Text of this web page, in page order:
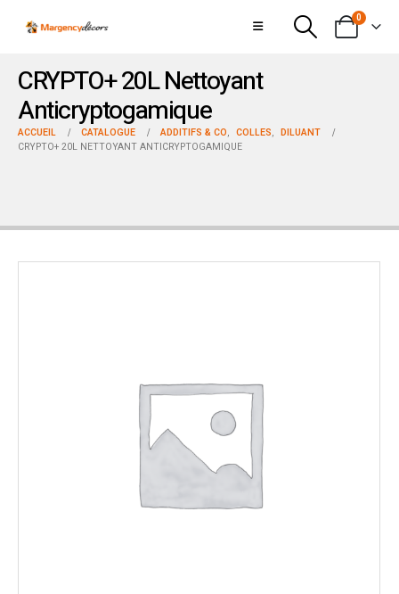
0
CRYPTO+ 20L Nettoyant
Anticryptogamique
ACCUEIL CATALOGUE ADDITIFS & CO, COLLES, DILUANT
CRYPTO+ 20L NETTOYANT ANTICRYPTOGAMIQUE